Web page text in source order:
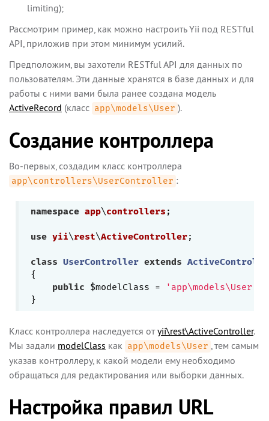
limiting);
Рассмотрим пример, как можно настроить Yii под RESTful
API, приложив при этом минимум усилий.
Предположим, вы захотели RESTful API для данных по
пользователям. Эти данные хранятся в базе данных и для
работы с ними вами была ранее создана модель
ActiveRecord (класс app\models\User ).
Создание контроллера
Во-первых, создадим класс контроллера
app\controllers\UserController :
namespace app\controllers ;
use yii\rest\ActiveController;
class UserController extends
{
public $modelClass = 'app\models\User'
Класс контроллера наследуется отyii\rest\ActiveController.
Мы задали modelClass как app\models\User , тем самым
указав контроллеру, к какой модели ему необходимо
обращаться для редактирования или выборки данных.
Настройка правил URL